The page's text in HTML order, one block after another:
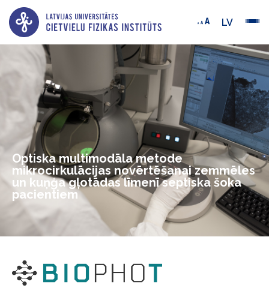
LV
Optiska multimodāla metode
mikrocirkulācijas novērtēšanai zemmēles
un kuņģa gļotādas līmenī septiska šoka
pacientiem